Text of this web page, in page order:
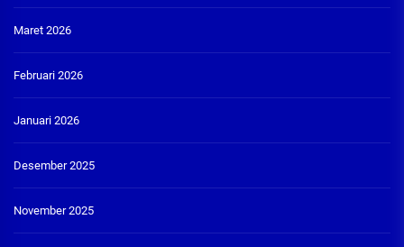
Maret 2026
Februari 2026
Januari 2026
Desember 2025
November 2025